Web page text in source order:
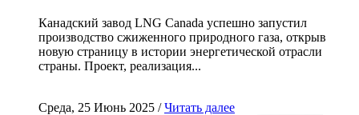
Канадский завод LNG Canada успешно запустил
производство сжиженного природного газа, открыв
новую страницу в истории энергетической отрасли
страны. Проект, реализация...
Среда, 25 Июнь 2025 /Читать далее